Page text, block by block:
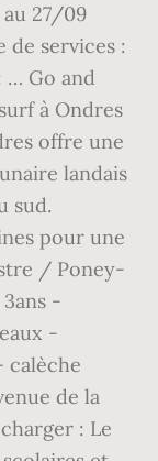
27/09
services :
… Go and
à Ondres
offre une
landais
sud.
pour une
/ Poney-
-
-
calèche
de la
: Le